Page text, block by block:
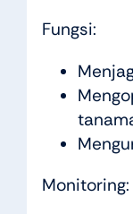
Fungsi:
Monitoring: